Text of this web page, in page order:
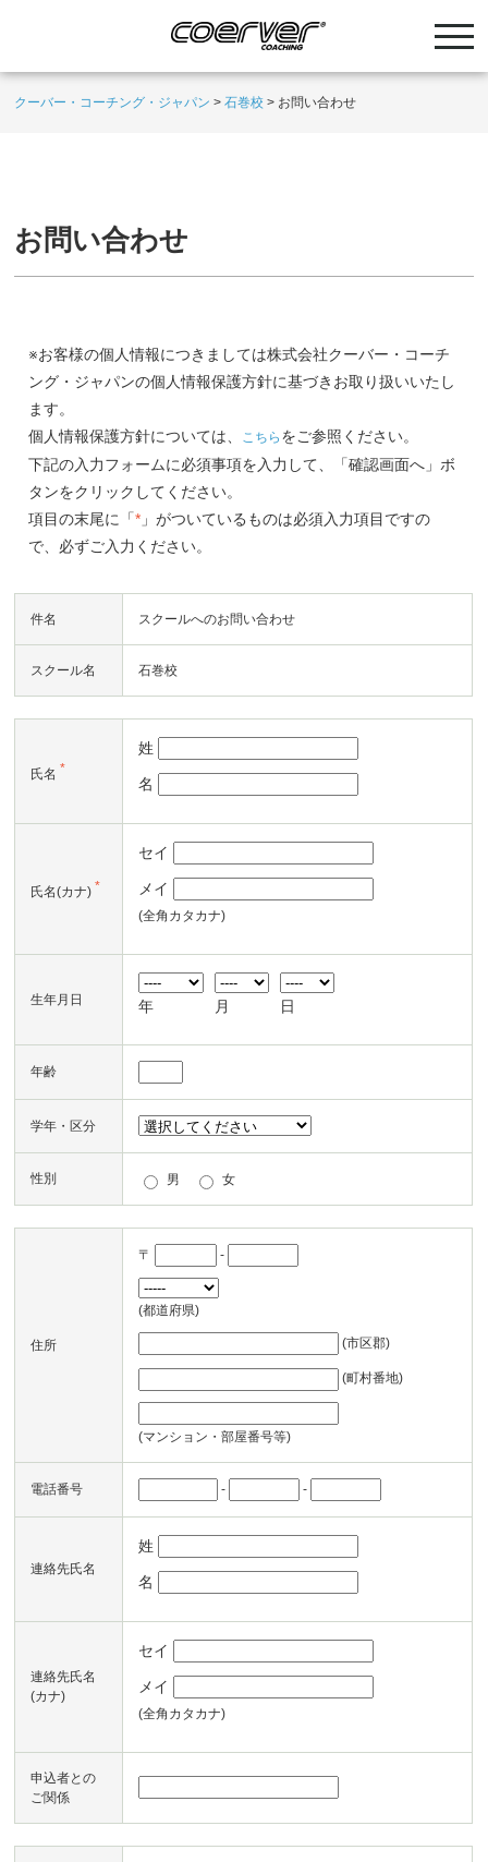
クーバー・コーチング・ジャパン >石巻校 > お問い合わせ
お問い合わせ
※お客様の個人情報につきましては株式会社クーバー・コーチ
ング・ジャパンの個人情報保護方針に基づきお取り扱いいたし
ます。
個人情報保護方針については、
こちら をご参照ください。
下記の入力フォームに必須事項を入力して、「確認画面へ」ボ
タンをクリックしてください。
項目の末尾に「* 」がついているものは必須入力項目ですの
で、必ずご入力ください。
件名 スクールへのお問い合わせ
スクール名 石巻校
氏名 *
姓
名
氏名(カナ) *
セイ
メイ
(全角カタカナ)
生年月日 年 月 日
年齢
学年・区分
性別 男 女
住所
〒 -
(都道府県)
(市区郡)
(町村番地)
(マンション・部屋番号等)
電話番号 - -
連絡先氏名
姓
名
連絡先氏名
(カナ)
セイ
メイ
(全角カタカナ)
申込者との
ご関係